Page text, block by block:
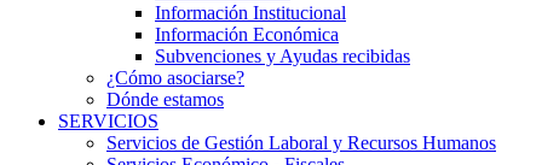
Información Institucional
Información Económica
Subvenciones y Ayudas recibidas
¿Cómo asociarse?
Dónde estamos
SERVICIOS
Servicios de Gestión Laboral y Recursos Humanos